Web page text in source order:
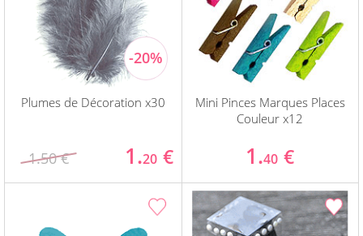
Plumes de Décoration x30
1.50 € 1.20 €
Mini Pinces Marques Places
Couleur x12
1.40 €